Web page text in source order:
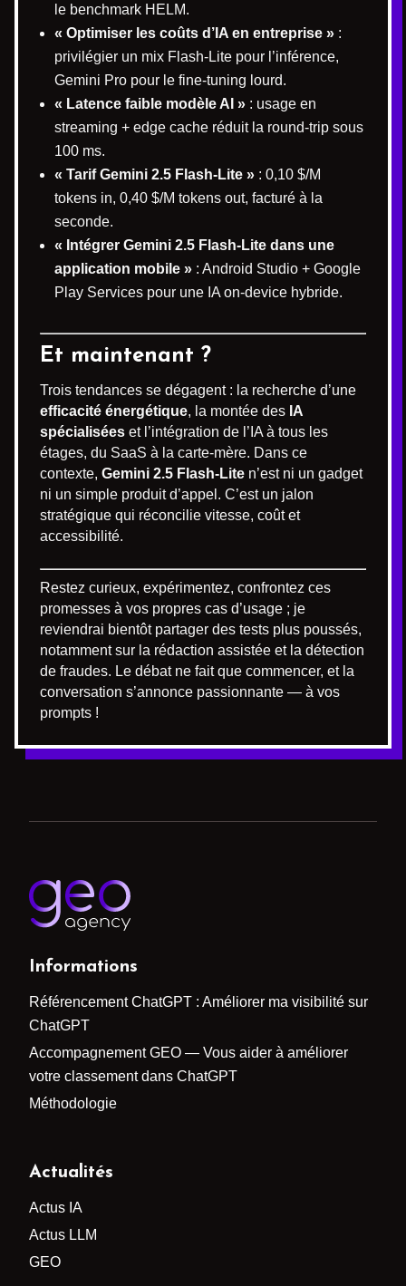
le benchmark HELM.
« Optimiser les coûts d’IA en entreprise » :
privilégier un mix Flash-Lite pour l’inférence,
Gemini Pro pour le fine-tuning lourd.
« Latence faible modèle AI » : usage en
streaming + edge cache réduit la round-trip sous
100 ms.
« Tarif Gemini 2.5 Flash-Lite » : 0,10 $/M
tokens in, 0,40 $/M tokens out, facturé à la
seconde.
« Intégrer Gemini 2.5 Flash-Lite dans une
application mobile » : Android Studio + Google
Play Services pour une IA on-device hybride.
Et maintenant ?
Trois tendances se dégagent : la recherche d’une
efficacité énergétique, la montée des IA
spécialisées et l’intégration de l’IA à tous les
étages, du SaaS à la carte-mère. Dans ce
contexte, Gemini 2.5 Flash-Lite n’est ni un gadget
ni un simple produit d’appel. C’est un jalon
stratégique qui réconcilie vitesse, coût et
accessibilité.
Restez curieux, expérimentez, confrontez ces
promesses à vos propres cas d’usage ; je
reviendrai bientôt partager des tests plus poussés,
notamment sur la rédaction assistée et la détection
de fraudes. Le débat ne fait que commencer, et la
conversation s’annonce passionnante — à vos
prompts !
Informations
Référencement ChatGPT : Améliorer ma visibilité sur
ChatGPT
Accompagnement GEO — Vous aider à améliorer
votre classement dans ChatGPT
Méthodologie
Actualités
Actus IA
Actus LLM
GEO